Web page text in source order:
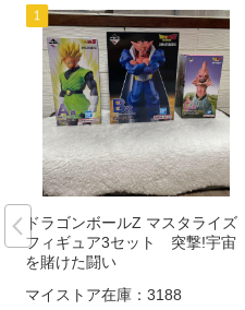
ドラゴンボールZ マスタライズ
フィギュア3セット 突撃!宇宙
を賭けた闘い
マイストア在庫： 3188